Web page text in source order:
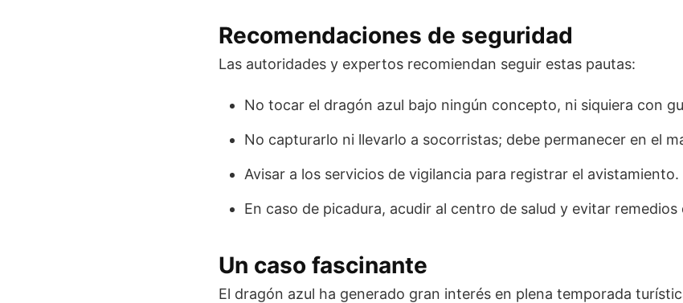
Recomendaciones de seguridad
Las autoridades y expertos recomiendan seguir estas pautas:
No tocar el dragón azul bajo ningún concepto, ni siquiera con
No capturarlo ni llevarlo a socorristas; debe permanecer en el
Avisar a los servicios de vigilancia para registrar el avistamiento.
En caso de picadura, acudir al centro de salud y evitar remedios
Un caso fascinante
El dragón azul ha generado gran interés en plena temporada